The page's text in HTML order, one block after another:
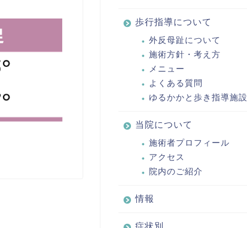
歩行指導について
外反母趾について
施術方針・考え方
メニュー
よくある質問
ゆるかかと歩き指導施設
当院について
施術者プロフィール
アクセス
院内のご紹介
情報
症状別